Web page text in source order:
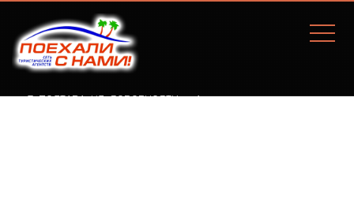
Г. ПОЛТАВА, УЛ. СОБОРНОСТИ, 77А